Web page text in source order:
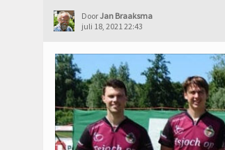
DoorJan Braaksma
juli 18, 2021 22:43